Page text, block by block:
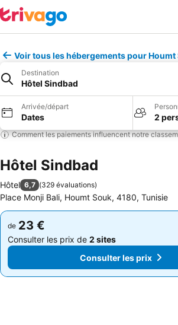
Voir tous les hébergements pour Houmt
Destination
Hôtel Sindbad
Arrivée/départ
Dates 2
Comment les paiements influencent notre
Hôtel Sindbad
Hôtel 6,7 (329 évaluations)
Place Monji Bali, Houmt Souk, 4180, Tunisie
de 23 €
Consulter les prix de 2 sites
Consulter les prix
de 23 €
Consulter les prix de 2 sites
Consulter les prix